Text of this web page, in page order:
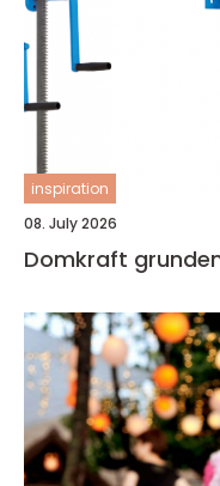
inspiration
08. July 2026
Domkraft